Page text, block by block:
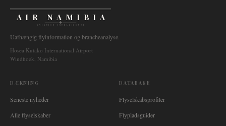
AIR NAMIBIA
AVIATION INTELLIGENCE
Uafhængig flyinformation og brancheanalyse.
Hosea Kutako International Airport
Windhoek, Namibia
DÆKNING
Seneste nyheder
Alle flyselskaber
DATABASE
Flyselskabsprofiler
Flypladsguider